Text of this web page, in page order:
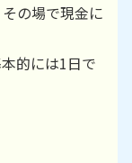
の場で現金に
的には1日で